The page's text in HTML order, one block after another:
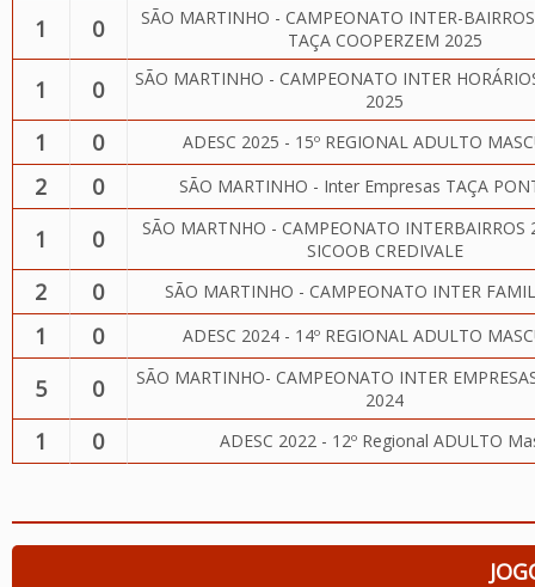
1 0
SÃO MARTINHO - CAMPEONATO INTER-
TAÇA COOPERZEM 2025
1 0
SÃO MARTINHO - CAMPEONATO INTER
2025
1 0 ADESC 2025 - 15º REGIONAL ADULTO
2 0 SÃO MARTINHO - Inter Empresas TAÇA
1 0
SÃO MARTNHO - CAMPEONATO INTERBAIRROS
SICOOB CREDIVALE
2 0 SÃO MARTINHO - CAMPEONATO INTER
1 0 ADESC 2024 - 14º REGIONAL ADULTO
5 0
SÃO MARTINHO- CAMPEONATO INTER
2024
1 0 ADESC 2022 - 12º Regional ADULTO